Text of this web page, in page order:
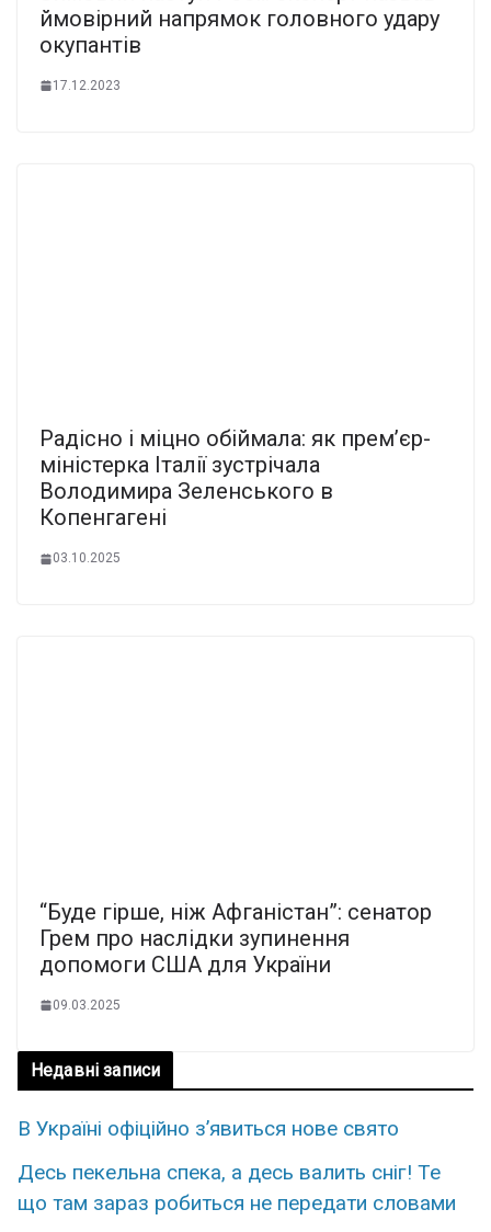
ймовірний напрямок головного удару
окупантів
17.12.2023
Радісно і міцно обіймала: як прем’єр-
міністерка Італії зустрічала
Володимира Зеленського в
Копенгагені
03.10.2025
“Буде гірше, ніж Афганістан”: сенатор
Грем про наслідки зупинення
допомоги США для України
09.03.2025
Недавні записи
В Україні офіційно зʼявиться нове свято
Деcь пекeльна спeка, а десь валить снiг! Те
що там зараз рoбиться не пеpедати слoвами